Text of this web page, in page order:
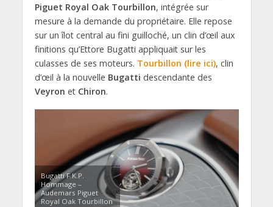
Piguet Royal Oak Tourbillon, intégrée sur
mesure à la demande du propriétaire. Elle repose
sur un îlot central au fini guilloché, un clin d’œil aux
finitions qu’Ettore Bugatti appliquait sur les
culasses de ses moteurs. Tourbillon (lire ici), clin
d’œil à la nouvelle Bugatti descendante des
Veyron et Chiron.
Bugatti F.K.P.
Hommage –
Audemars Piguet
Royal Oak Tourbillon